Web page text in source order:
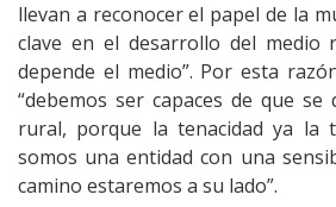
llevan a reconocer el papel de la
clave en el desarrollo del medio
depende el medio”. Por esta
“debemos ser capaces de que
rural, porque la tenacidad ya la
somos una entidad con una
camino estaremos a su lado”.